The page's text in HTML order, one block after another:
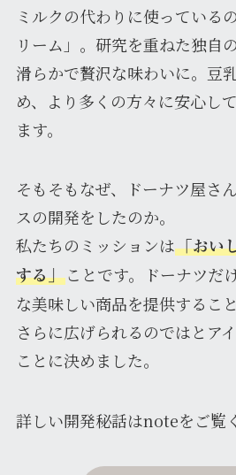
ミルクの代わりに使っている
リーム」。研究を重ねた独自
滑らかで贅沢な味わいに。豆
め、より多くの方々に安心し
ます。
そもそもなぜ、ドーナツ屋さ
スの開発をしたのか。
私たちのミッションは「おい
する」ことです。ドーナツだ
な美味しい商品を提供するこ
さらに広げられるのではとア
ことに決めました。
詳しい開発秘話はnoteをご覧